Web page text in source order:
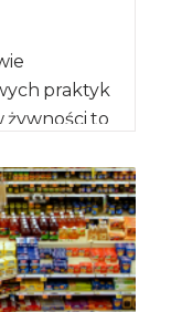
praktyk
żywności to